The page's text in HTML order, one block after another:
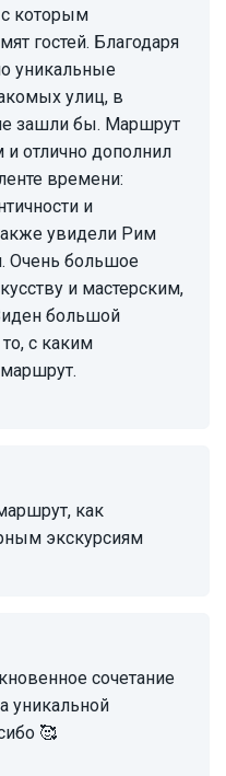
которым
гостей. Благодаря
уникальные
улиц, в
зашли бы. Маршрут
отлично дополнил
времени:
и
увидели Рим
Очень большое
и мастерским,
большой
с каким
экскурсиям
уникальной
🥰